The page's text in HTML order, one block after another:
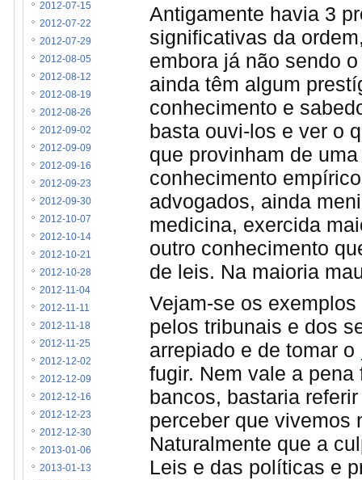
Antigamente havia 3
significativas da
embora já não sendo
ainda têm algum
conhecimento e
basta ouvi-los e ver o
que provinham de
conhecimento
advogados, ainda
medicina, exercida
outro conhecimento
de leis. Na maioria
Vejam-se os
pelos tribunais e dos
arrepiado e de tomar o
fugir. Nem vale a
bancos, bastaria
perceber que vivemos
Naturalmente que a
Leis e das políticas e
2012-07-15
2012-07-22
2012-07-29
2012-08-05
2012-08-12
2012-08-19
2012-08-26
2012-09-02
2012-09-09
2012-09-16
2012-09-23
2012-09-30
2012-10-07
2012-10-14
2012-10-21
2012-10-28
2012-11-04
2012-11-11
2012-11-18
2012-11-25
2012-12-02
2012-12-09
2012-12-16
2012-12-23
2012-12-30
2013-01-06
2013-01-13